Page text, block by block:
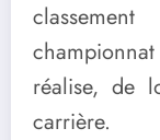
réalise, de
carrière.